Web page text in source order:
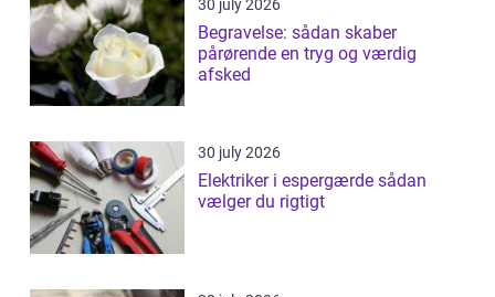
30 july 2026
Begravelse: sådan skaber
pårørende en tryg og værdig
afsked
30 july 2026
Elektriker i espergærde sådan
vælger du rigtigt